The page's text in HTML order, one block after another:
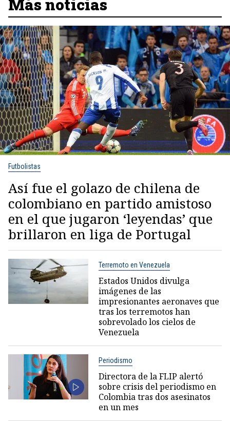
Más noticias
Futbolistas
Así fue el golazo de chilena de
colombiano en partido amistoso
en el que jugaron ‘leyendas’ que
brillaron en liga de Portugal
Terremoto en Venezuela
Estados Unidos divulga
imágenes de las
impresionantes aeronaves que
tras los terremotos han
sobrevolado los cielos de
Venezuela
Periodismo
Directora de la FLIP alertó
sobre crisis del periodismo en
Colombia tras dos asesinatos
en un mes